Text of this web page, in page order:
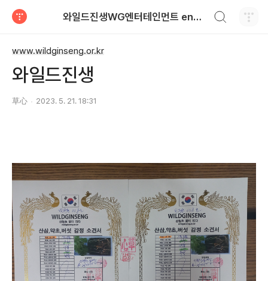
와일드진생WG엔터테인먼트 entertainment
www.wildginseng.or.kr
와일드진생
草心 2023. 5. 21. 18:31